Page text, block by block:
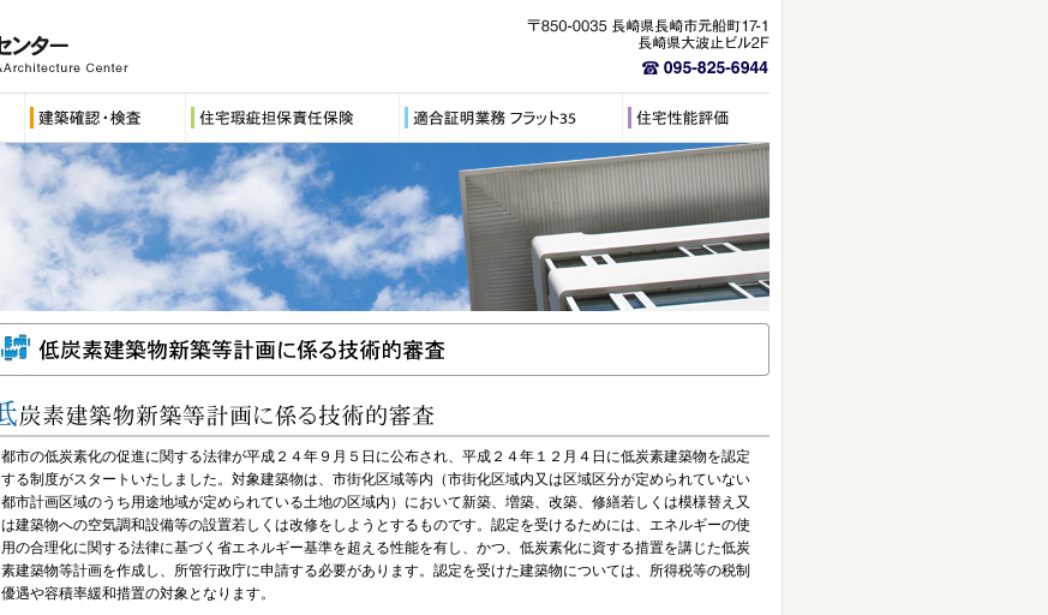
都市の低炭素化の促進に関する法律が平成２４年９月５日に公布され、平成２４年１２月４日に低炭素建築物を認定
する制度がスタートいたしました。対象建築物は、市街化区域等内（市街化区域内又は区域区分が定められていない
都市計画区域のうち用途地域が定められている土地の区域内）において新築、増築、改築、修繕若しくは模様替え又
は建築物への空気調和設備等の設置若しくは改修をしようとするものです。認定を受けるためには、エネルギーの使
用の合理化に関する法律に基づく省エネルギー基準を超える性能を有し、かつ、低炭素化に資する措置を講じた低炭
素建築物等計画を作成し、所管行政庁に申請する必要があります。認定を受けた建築物については、所得税等の税制
優遇や容積率緩和措置の対象となります。